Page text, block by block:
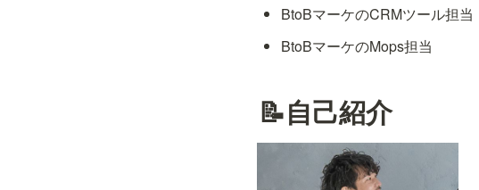
BtoBマーケのCRMツール担当
BtoBマーケのMops担当
📝自己紹介